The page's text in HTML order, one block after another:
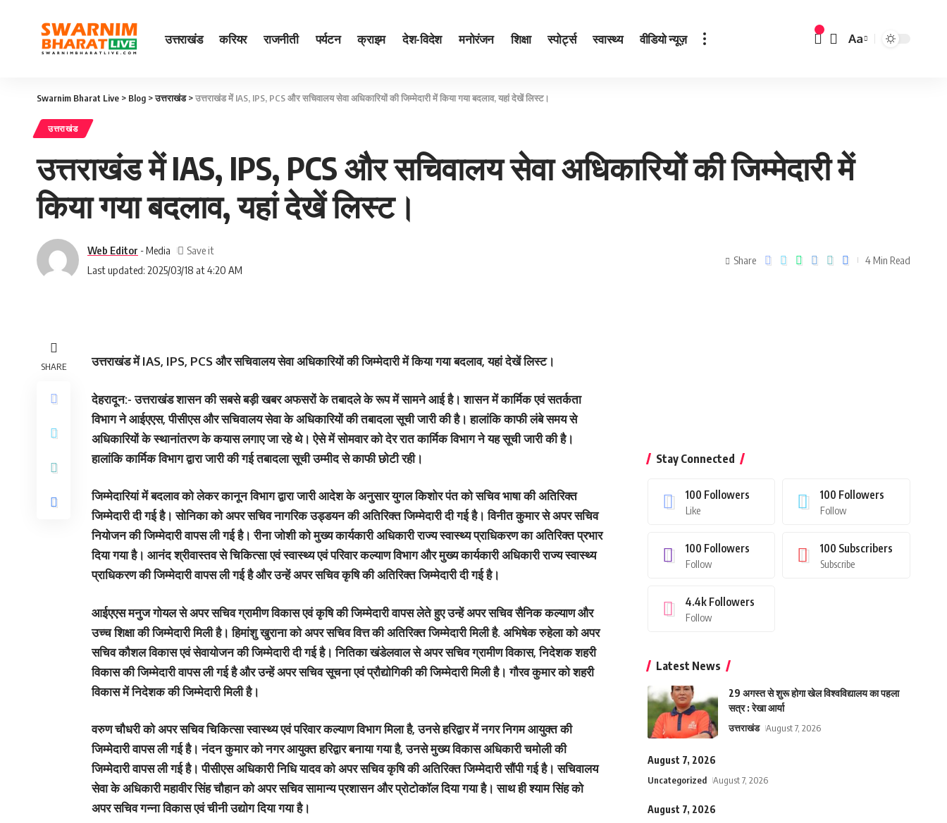
उत्तराखंड करियर राजनीती पर्यटन क्राइम देश-विदेश मनोरंजन शिक्षा स्पोर्ट्स स्वास्थ्य वीडियो न्यूज़ Aa
Swarnim Bharat Live > Blog >उत्तराखंड>उत्तराखंड में IAS, IPS, PCS और सचिवालय सेवा अधिकारियों की जिम्मेदारी में किया गया बदलाव, यहां देखें लिस्ट।
उत्तराखंड
उत्तराखंड में IAS, IPS, PCS और सचिवालय सेवा अधिकारियों की जिम्मेदारी में
किया गया बदलाव, यहां देखें लिस्ट।
Last updated: 2025/03/18 at 4:20 AM
Web Editor - Media
Share 4 Min Read
SHARE उत्तराखंड में IAS, IPS, PCS और सचिवालय सेवा अधिकारियों की जिम्मेदारी में किया गया बदलाव, यहां देखें लिस्ट।
देहरादून:-उत्तराखंड शासन की सबसे बड़ी खबर अफसरों के तबादले के रूप में सामने आई है। शासन में कार्मिक एवं सतर्कता
विभाग ने आईएएस, पीसीएस और सचिवालय सेवा के अधिकारियों की तबादला सूची जारी की है। हालांकि काफी लंबे समय से
अधिकारियों के स्थानांतरण के कयास लगाए जा रहे थे। ऐसे में सोमवार को देर रात कार्मिक विभाग ने यह सूची जारी की है।
हालांकि कार्मिक विभाग द्वारा जारी की गई तबादला सूची उम्मीद से काफी छोटी रही।
जिम्मेदारियां में बदलाव को लेकर कानून विभाग द्वारा जारी आदेश के अनुसार युगल किशोर पंत को सचिव भाषा की अतिरिक्त
जिम्मेदारी दी गई है। सोनिका को अपर सचिव नागरिक उड्डयन की अतिरिक्त जिम्मेदारी दी गई है। विनीत कुमार से अपर सचिव
नियोजन की जिम्मेदारी वापस ली गई है। रीना जोशी को मुख्य कार्यकारी अधिकारी राज्य स्वास्थ्य प्राधिकरण का अतिरिक्त प्रभार
दिया गया है। आनंद श्रीवास्तव से चिकित्सा एवं स्वास्थ्य एवं परिवार कल्याण विभाग और मुख्य कार्यकारी अधिकारी राज्य स्वास्थ्य
प्राधिकरण की जिम्मेदारी वापस ली गई है और उन्हें अपर सचिव कृषि की अतिरिक्त जिम्मेदारी दी गई है।
आईएएस मनुज गोयल से अपर सचिव ग्रामीण विकास एवं कृषि की जिम्मेदारी वापस लेते हुए उन्हें अपर सचिव सैनिक कल्याण और
उच्च शिक्षा की जिम्मेदारी मिली है। हिमांशु खुराना को अपर सचिव वित्त की अतिरिक्त जिम्मेदारी मिली है. अभिषेक रुहेला को अपर
सचिव कौशल विकास एवं सेवायोजन की जिम्मेदारी दी गई है। नितिका खंडेलवाल से अपर सचिव ग्रामीण विकास, निदेशक शहरी
विकास की जिम्मेदारी वापस ली गई है और उन्हें अपर सचिव सूचना एवं प्रौद्योगिकी की जिम्मेदारी मिली है। गौरव कुमार को शहरी
विकास में निदेशक की जिम्मेदारी मिली है।
वरुण चौधरी को अपर सचिव चिकित्सा स्वास्थ्य एवं परिवार कल्याण विभाग मिला है, उनसे हरिद्वार में नगर निगम आयुक्त की
जिम्मेदारी वापस ली गई है। नंदन कुमार को नगर आयुक्त हरिद्वार बनाया गया है, उनसे मुख्य विकास अधिकारी चमोली की
जिम्मेदारी वापस ली गई है। पीसीएस अधिकारी निधि यादव को अपर सचिव कृषि की अतिरिक्त जिम्मेदारी सौंपी गई है। सचिवालय
सेवा के अधिकारी महावीर सिंह चौहान को अपर सचिव सामान्य प्रशासन और प्रोटोकॉल दिया गया है। साथ ही श्याम सिंह को
अपर सचिव गन्ना विकास एवं चीनी उद्योग दिया गया है।
Stay Connected
100 Followers
Like
100 Followers
Follow
100 Followers
Follow
100 Subscribers
Subscribe
4.4k Followers
Follow
Latest News
29 अगस्त से शुरू होगा खेल विश्वविद्यालय का पहला
सत्र : रेखा आर्या
उत्तराखंड August 7, 2026
August 7, 2026
Uncategorized August 7, 2026
August 7, 2026